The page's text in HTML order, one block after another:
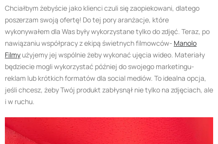
Chciałbym żebyście jako klienci czuli się zaopiekowani, dlatego
poszerzam swoją ofertę! Do tej pory aranżacje, które
wykonywałem dla Was były wykorzystane tylko do zdjęć. Teraz, po
nawiązaniuwspółpracy z ekipą świetnych filmowców- Manolo
Filmy użyjemy jej wspólnie żeby wykonać ujęcia wideo. Materiały
będziecie mogli wykorzystać później do swojego marketingu-
reklam lub krótkich formatów dla social mediów. To idealna opcja,
jeśli chcesz, żeby Twój produkt zabłysnął nie tylko na zdjęciach, ale
i w ruchu.